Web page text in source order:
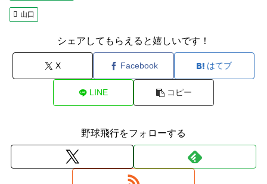
山口
シェアしてもらえると嬉しいです！
X Facebook はてブ
LINE コピー
野球飛行をフォローする